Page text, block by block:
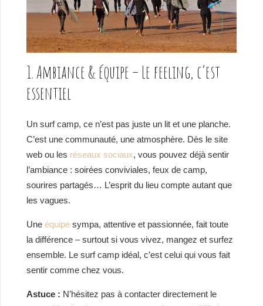
1. Ambiance & équipe – Le feeling, c’est
essentiel
Un surf camp, ce n’est pas juste un lit et une planche.
C’est une communauté, une atmosphère. Dès le site
web ou les réseaux sociaux, vous pouvez déjà sentir
l’ambiance : soirées conviviales, feux de camp,
sourires partagés… L’esprit du lieu compte autant que
les vagues.
Une équipe sympa, attentive et passionnée, fait toute
la différence – surtout si vous vivez, mangez et surfez
ensemble. Le surf camp idéal, c’est celui qui vous fait
sentir comme chez vous.
Astuce : N’hésitez pas à contacter directement le